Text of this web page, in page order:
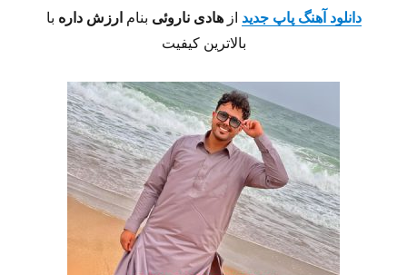
دانلود آهنگ پاپ جدید ازهادیناروئی بنام ارزش داره با
بالاترین کیفیت